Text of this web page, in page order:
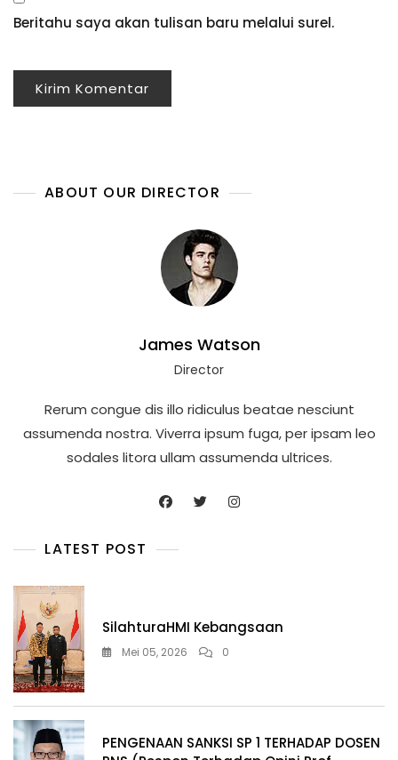
Beritahu saya akan tulisan baru melalui surel.
ABOUT OUR DIRECTOR
James Watson
Director
Rerum congue dis illo ridiculus beatae nesciunt
assumenda nostra. Viverra ipsum fuga, per ipsam leo
sodales litora ullam assumenda ultrices.
LATEST POST
SilahturaHMI Kebangsaan
Mei 05, 2026 0
PENGENAAN SANKSI SP 1 TERHADAP DOSEN